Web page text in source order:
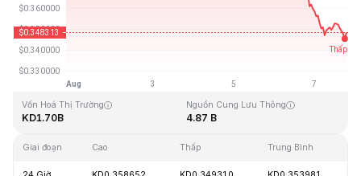
Cập Nhật Lần Cuối: 2026-08-07, 19:23 GMT+0
Mức cao nhất mọi thời đại
KD0.082171
Vốn Hoá Thị Trường
KD1.70B
Nguồn Cung Lưu Thông
4.87 B
Giai đoạn Cao Thấp Trung Bình